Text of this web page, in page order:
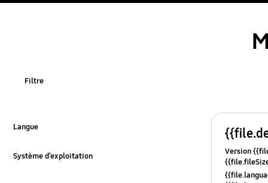
Filtre
Langue
Système d’exploitation
Version